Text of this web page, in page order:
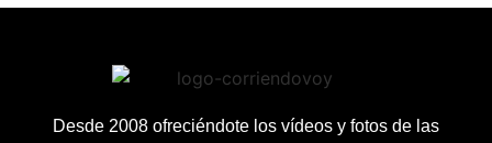
Desde 2008 ofreciéndote los vídeos y fotos de las